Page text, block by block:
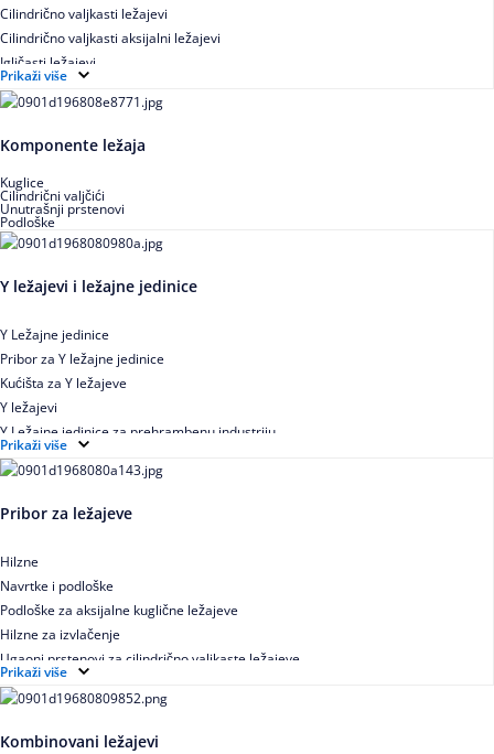
Cilindrično valjkasti ležajevi
Cilindrično valjkasti aksijalni ležajevi
Igličasti ležajevi
Igličasti aksijalni ležajevi
Buričasti ležajevi
Buričasti zaptiveni ležajevi
Buričasti aksijalni ležajevi
Prikaži više
Komponente ležaja
Kuglice
Cilindrični valjčići
Unutrašnji prstenovi
Podloške
Y ležajevi i ležajne jedinice
Y Ležajne jedinice
Pribor za Y ležajne jedinice
Kućišta za Y ležajeve
Y ležajevi
Y Ležajne jedinice za prehrambenu industriju
Ležajne jedinice sa valjkastim ležajevima
Prikaži više
Pribor za ležajeve
Hilzne
Navrtke i podloške
Podloške za aksijalne kuglične ležajeve
Hilzne za izvlačenje
Ugaoni prstenovi za cilindrično valjkaste ležajeve
Prikaži više
Kombinovani ležajevi